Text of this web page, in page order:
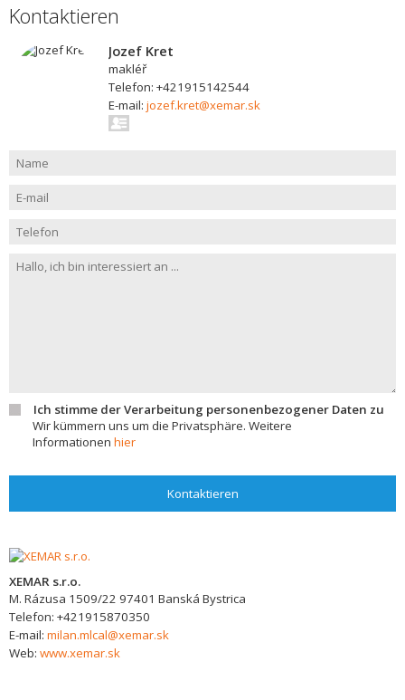
Kontaktieren
Jozef Kret
makléř
Telefon: +421915142544
E-mail: jozef.kret@xemar.sk
Ich stimme der Verarbeitung personenbezogener Daten zu
Wir kümmern uns um die Privatsphäre. Weitere
Informationen hier
Kontaktieren
XEMAR s.r.o.
M. Rázusa 1509/22 97401 Banská Bystrica
Telefon: +421915870350
E-mail: milan.mlcal@xemar.sk
Web: www.xemar.sk